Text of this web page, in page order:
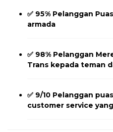
✅ 95% Pelanggan Puas
armada
✅ 98% Pelanggan
Trans kepada teman
✅ 9/10 Pelanggan
customer service